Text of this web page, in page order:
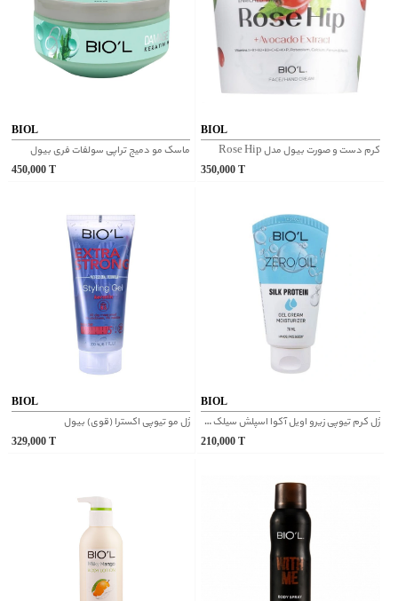
BIOL
ماسک مو دمیج تراپی سولفات فری بیول
450,000
BIOL
کرم دست و صورت بیول مدل Rose Hip
350,000
BIOL
ژل مو تیوپی اکسترا (قوی) بیول
329,000
BIOL
ژل کرم تیوپی زیرو اویل آکوا اسپلش سیلک پروتئین بیول
210,000